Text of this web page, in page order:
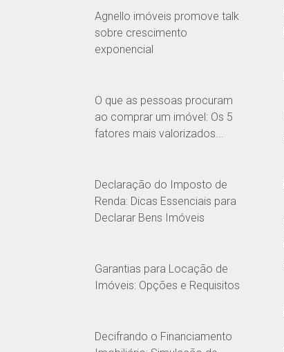
Agnello imóveis promove talk
sobre crescimento
exponencial
O que as pessoas procuram
ao comprar um imóvel: Os 5
fatores mais valorizados...
Declaração do Imposto de
Renda: Dicas Essenciais para
Declarar Bens Imóveis
Garantias para Locação de
Imóveis: Opções e Requisitos
Decifrando o Financiamento